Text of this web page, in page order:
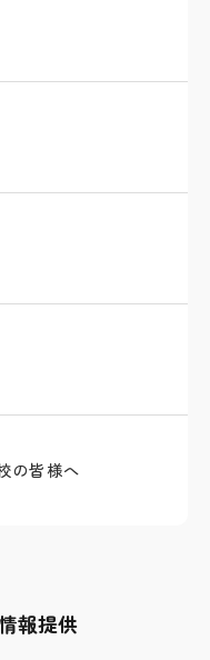
の皆様へ
報提供